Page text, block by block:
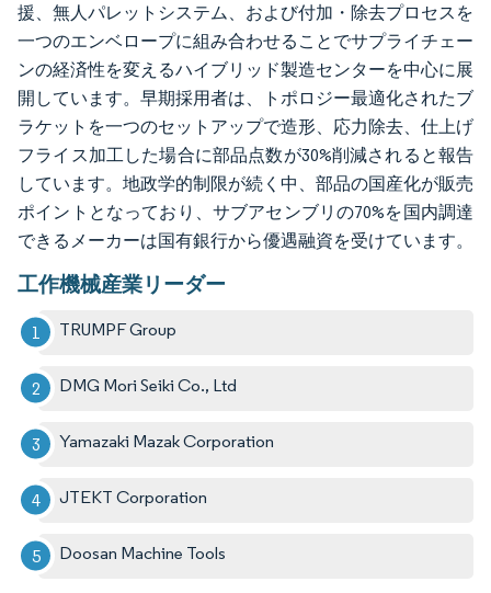
援、無人パレットシステム、および付加・除去プロセスを
一つのエンベロープに組み合わせることでサプライチェー
ンの経済性を変えるハイブリッド製造センターを中心に展
開しています。早期採用者は、トポロジー最適化されたブ
ラケットを一つのセットアップで造形、応力除去、仕上げ
フライス加工した場合に部品点数が30%削減されると報告
しています。地政学的制限が続く中、部品の国産化が販売
ポイントとなっており、サブアセンブリの70%を国内調達
できるメーカーは国有銀行から優遇融資を受けています。
工作機械産業リーダー
TRUMPF Group
DMG Mori Seiki Co., Ltd
Yamazaki Mazak Corporation
JTEKT Corporation
Doosan Machine Tools